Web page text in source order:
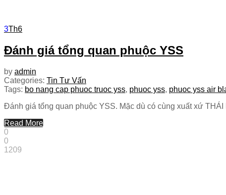
3Th6
Đánh giá tổng quan phuộc YSS
by admin
Categories: Tin Tư Vấn
Tags: bo nang cap phuoc truoc yss, phuoc yss, phuoc yss air
Đánh giá tổng quan phuộc YSS. Mặc dù có cùng xuất xứ
Read More
0
0
1209